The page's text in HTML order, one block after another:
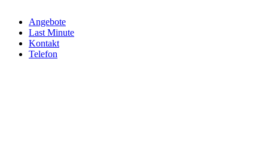
Angebote
Last Minute
Kontakt
Telefon